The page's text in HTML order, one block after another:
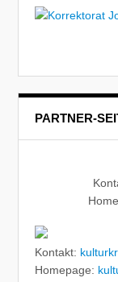
PARTNER-
Kontakt:
Homepage: